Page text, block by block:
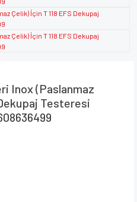
Inox (Paslanmaz
Testeresi